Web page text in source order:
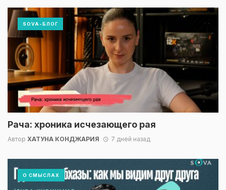
Рача: хроника исчезающего рая
Автор ХАТУНА КОНДЖАРИЯ 7 дней назад
SOVA-БЛОГ
О СМЫСЛАХ